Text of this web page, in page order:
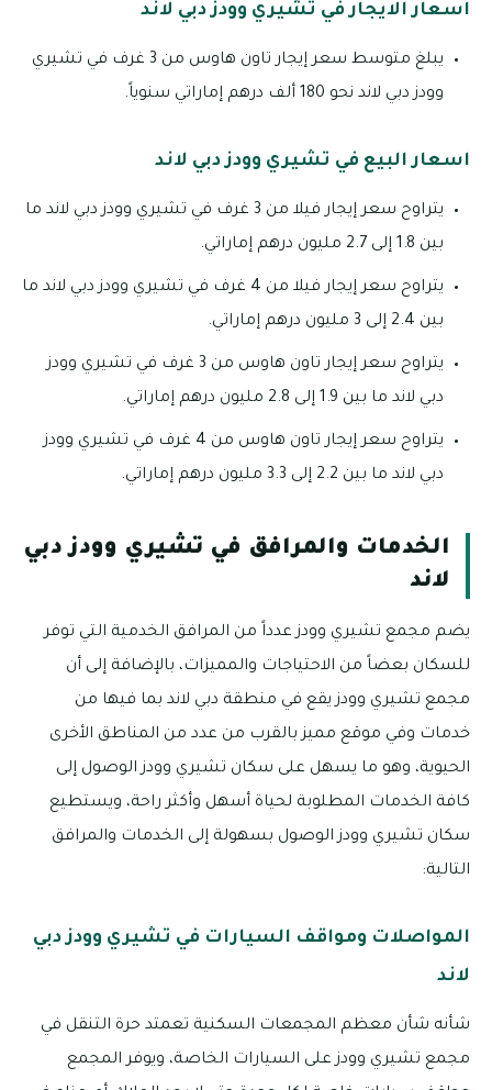
اسعار الايجار في تشيري وودز دبي لاند
يبلغ متوسط سعر إيجار تاون هاوس من 3 غرف في تشيري
وودز دبي لاند نحو 180 ألف درهم إماراتي سنوياً.
اسعار البيع في تشيري وودز دبي لاند
يتراوح سعر إيجار فيلا من 3 غرف في تشيري وودز دبي لاند ما
بين 1.8 إلى 2.7 مليون درهم إماراتي.
يتراوح سعر إيجار فيلا من 4 غرف في تشيري وودز دبي لاند ما
بين 2.4 إلى 3 مليون درهم إماراتي.
يتراوح سعر إيجار تاون هاوس من 3 غرف في تشيري وودز
دبي لاند ما بين 1.9 إلى 2.8 مليون درهم إماراتي.
يتراوح سعر إيجار تاون هاوس من 4 غرف في تشيري وودز
دبي لاند ما بين 2.2 إلى 3.3 مليون درهم إماراتي.
الخدمات والمرافق في تشيري وودز دبي
لاند
يضم مجمع تشيري وودز عدداً من المرافق الخدمية التي توفر
للسكان بعضاً من الاحتياجات والمميزات، بالإضافة إلى أن
مجمع تشيري وودز يقع في منطقة دبي لاند بما فيها من
خدمات وفي موقع مميز بالقرب من عدد من المناطق الأخرى
الحيوية، وهو ما يسهل على سكان تشيري وودز الوصول إلى
كافة الخدمات المطلوبة لحياة أسهل وأكثر راحة، ويستطيع
سكان تشيري وودز الوصول بسهولة إلى الخدمات والمرافق
التالية:
المواصلات ومواقف السيارات في تشيري وودز دبي
لاند
شأنه شأن معظم المجمعات السكنية تعمتد حرة التنقل في
مجمع تشيري وودز على السيارات الخاصة، ويوفر المجمع